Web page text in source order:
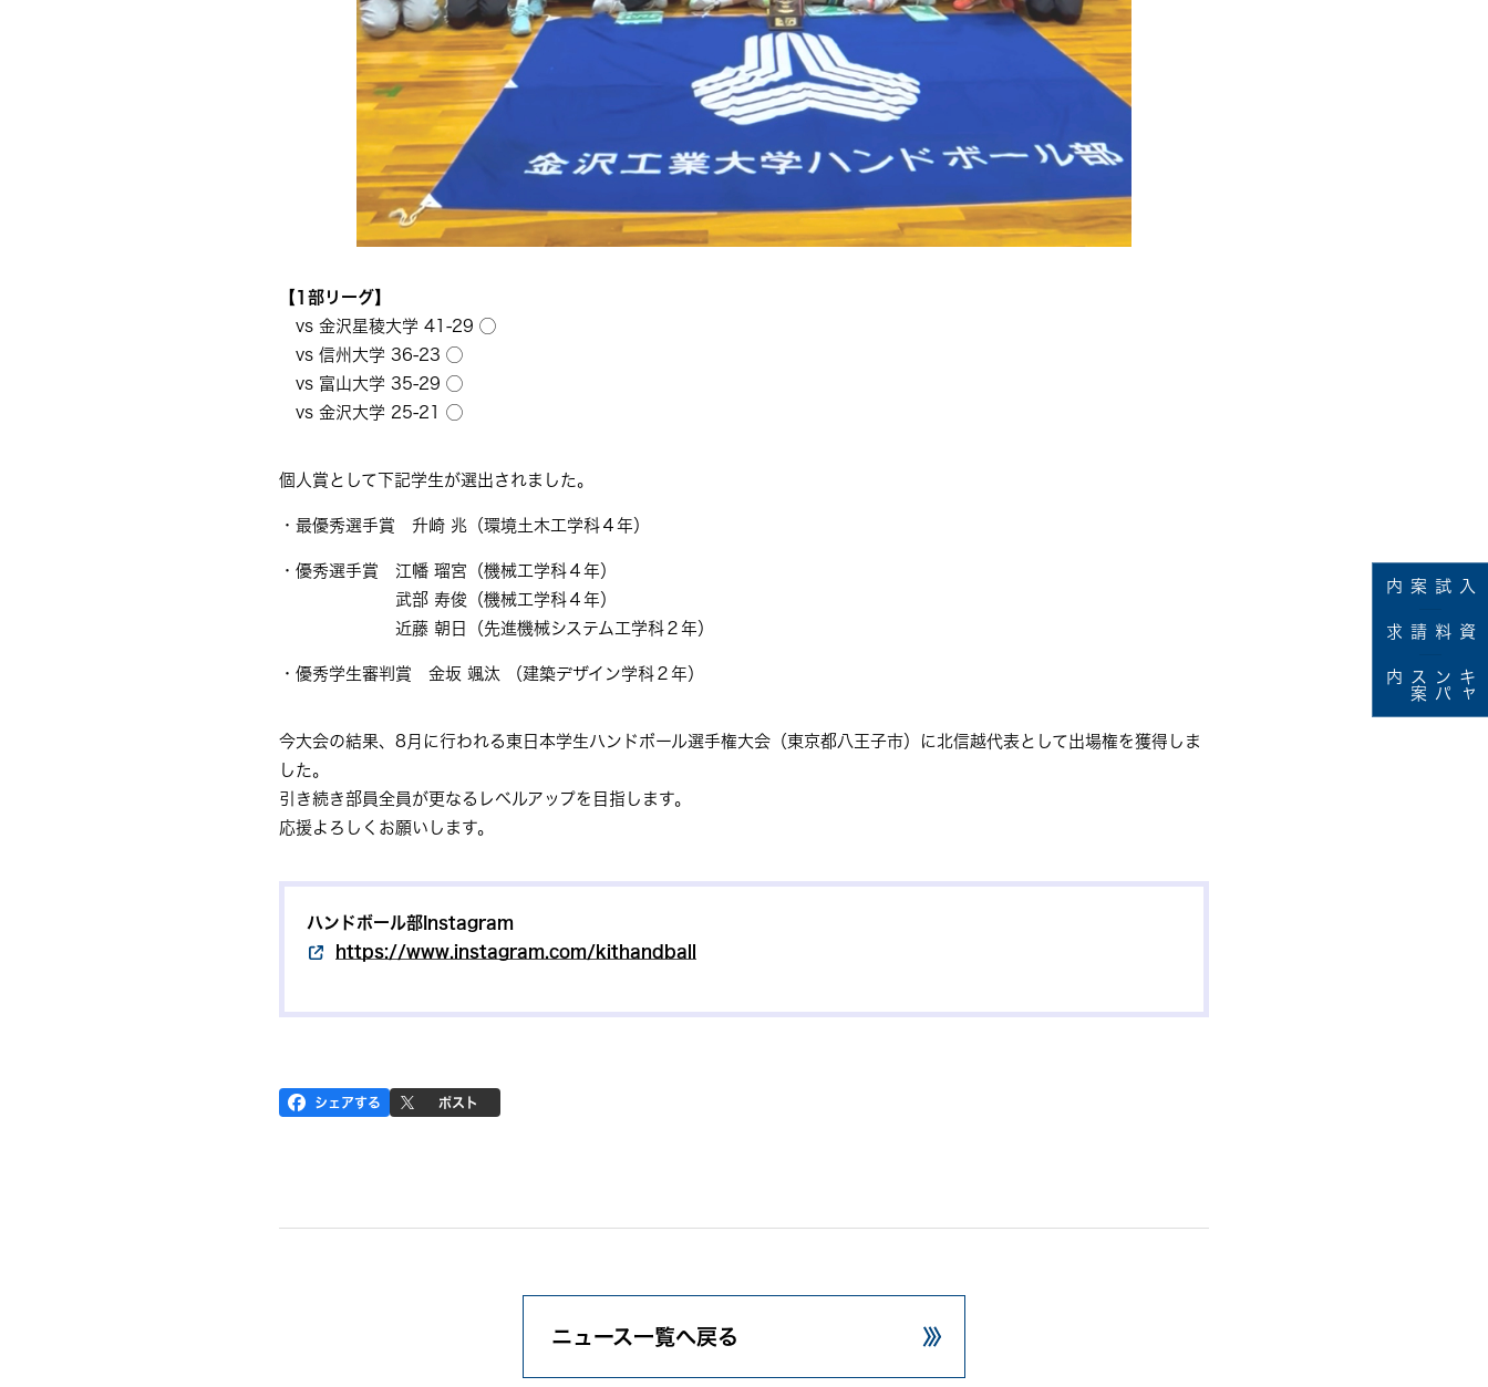
入試案内
資料請求
キ
ャ
ン
パ
ス
案
内
【1部リーグ】
vs 金沢星稜大学 41-29 ◯
vs 信州大学 36-23 ◯
vs 富山大学 35-29 ◯
vs 金沢大学 25-21 ◯
個人賞として下記学生が選出されました。
・最優秀選手賞 升崎 兆（環境土木工学科４年）
・優秀選手賞 江幡 瑠宮（機械工学科４年）
武部 寿俊（機械工学科４年）
近藤 朝日（先進機械システム工学科２年）
・優秀学生審判賞 金坂 颯汰 （建築デザイン学科２年）
今大会の結果、8月に行われる東日本学生ハンドボール選手権大会（東京都八王子市）に北信越代表として出場権を獲得しま
した。
引き続き部員全員が更なるレベルアップを目指します。
応援よろしくお願いします。
ハンドボール部Instagram
https://www.instagram.com/kithandball
シェアする ポスト
ニュース一覧へ戻る